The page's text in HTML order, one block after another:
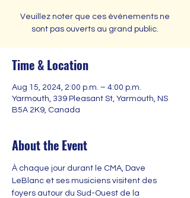
Veuillez noter que ces événements ne
sont pas ouverts au grand public.
Time & Location
Aug 15, 2024, 2:00 p.m. – 4:00 p.m.
Yarmouth, 339 Pleasant St, Yarmouth, NS
B5A 2K9, Canada
About the Event
À chaque jour durant le CMA, Dave
LeBlanc et ses musiciens visitent des
foyers autour du Sud-Ouest de la